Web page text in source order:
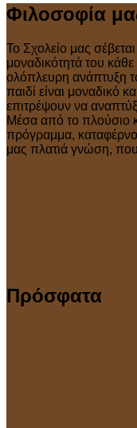
Φιλοσοφία
Το Σχολείο μας
μοναδικότητά του
ολόπλευρη ανάπτυξη
παιδί είναι μοναδικό
επιτρέψουν να
Μέσα από το πλούσιο
πρόγραμμα,
μας πλατιά γνώση, που
Πρόσφατα